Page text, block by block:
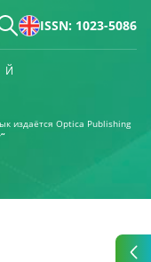
ISSN: 1023-5086
издаётся Optica Publishing